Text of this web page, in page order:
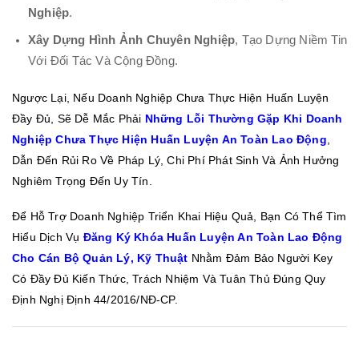
Nghiệp.
Xây Dựng Hình Ảnh Chuyên Nghiệp, Tạo Dựng Niềm Tin
Với Đối Tác Và Cộng Đồng.
Ngược Lại, Nếu Doanh Nghiệp Chưa Thực Hiện Huấn Luyện
Đầy Đủ, Sẽ Dễ Mắc Phải Những Lỗi Thường Gặp Khi Doanh
Nghiệp Chưa Thực Hiện Huấn Luyện An Toàn Lao Động
Dẫn Đến Rủi Ro Về Pháp Lý, Chi Phí Phát Sinh Và Ảnh Hưởng
Nghiêm Trọng Đến Uy Tín.
Để Hỗ Trợ Doanh Nghiệp Triển Khai Hiệu Quả, Bạn Có Thể Tìm
Hiểu Dịch Vụ Đăng Ký Khóa Huấn Luyện An Toàn Lao Động
Cho Cán Bộ Quản Lý, Kỹ Thuật Nhằm Đảm Bảo Người Key
Có Đầy Đủ Kiến Thức, Trách Nhiệm Và Tuân Thủ Đúng Quy
Định Nghị Định 44/2016/NĐ-CP.